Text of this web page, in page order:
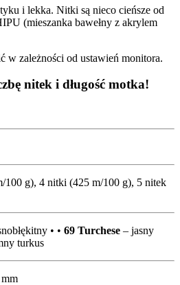
i lekka. Nitki są nieco cieńsze od
(mieszanka bawełny z akrylem
w zależności od ustawień monitora.
nitek i długość motka!
100 g), 4 nitki (425 m/100 g), 5 nitek
• • 69 Turchese – jasny
turkus